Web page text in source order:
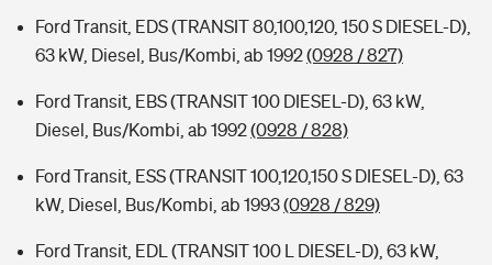
Ford Transit, EDS (TRANSIT 80,100,120, 150 S DIESEL-D),
63 kW, Diesel, Bus/Kombi, ab 1992(0928 / 827)
Ford Transit, EBS (TRANSIT 100 DIESEL-D), 63 kW,
Diesel, Bus/Kombi, ab 1992(0928 / 828)
Ford Transit, ESS (TRANSIT 100,120,150 S DIESEL-D), 63
kW, Diesel, Bus/Kombi, ab 1993(0928 / 829)
Ford Transit, EDL (TRANSIT 100 L DIESEL-D), 63 kW,